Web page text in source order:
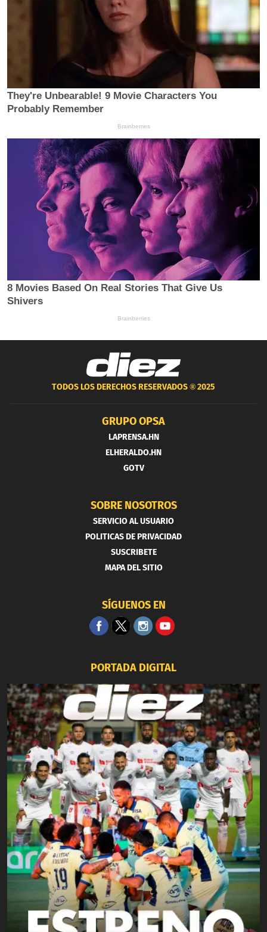
TODOS LOS DERECHOS RESERVADOS ®2025
GRUPO OPSA
LAPRENSA.HN
ELHERALDO.HN
GOTV
SOBRE NOSOTROS
SERVICIO AL USUARIO
POLITICAS DE PRIVACIDAD
SUSCRIBETE
MAPA DEL SITIO
SÍGUENOS EN
PORTADA DIGITAL